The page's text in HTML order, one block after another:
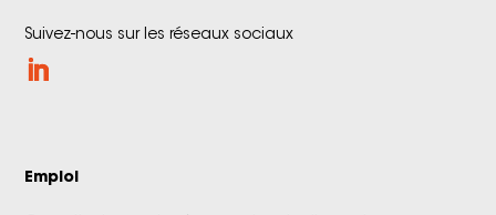
Suivez-nous sur les réseaux sociaux
Emploi